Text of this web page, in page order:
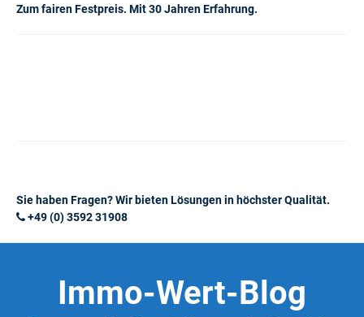
Zum fairen Festpreis. Mit 30 Jahren Erfahrung.
Sie haben Fragen? Wir bieten Lösungen in höchster Qualität.
+49 (0) 3592 31908
Immo-Wert-Blog